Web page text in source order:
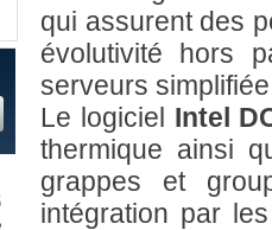
qui assurent des
évolutivité hors
serveurs simplifiée
Le logiciel Intel
thermique ainsi
grappes et
intégration par